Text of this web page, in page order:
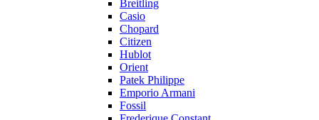
Breitling
Casio
Chopard
Citizen
Hublot
Orient
Patek Philippe
Emporio Armani
Fossil